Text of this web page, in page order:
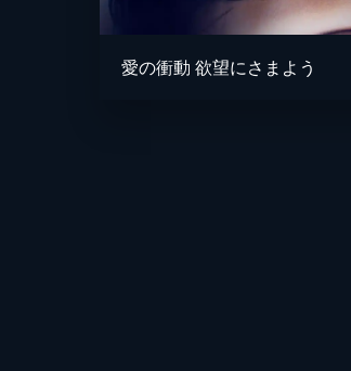
愛の衝動 欲望にさまよう